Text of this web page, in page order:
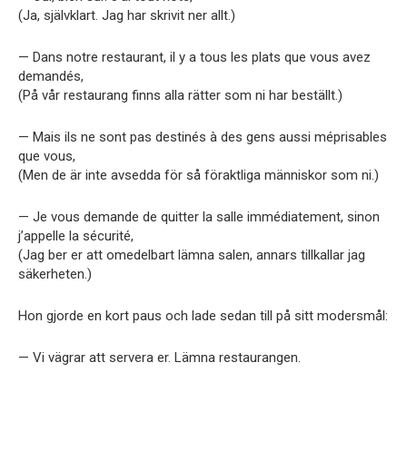
(Ja, självklart. Jag har skrivit ner allt.)
— Dans notre restaurant, il y a tous les plats que vous avez
demandés,
(På vår restaurang finns alla rätter som ni har beställt.)
— Mais ils ne sont pas destinés à des gens aussi méprisables
que vous,
(Men de är inte avsedda för så föraktliga människor som ni.)
— Je vous demande de quitter la salle immédiatement, sinon
j’appelle la sécurité,
(Jag ber er att omedelbart lämna salen, annars tillkallar jag
säkerheten.)
Hon gjorde en kort paus och lade sedan till på sitt modersmål:
— Vi vägrar att servera er. Lämna restaurangen.